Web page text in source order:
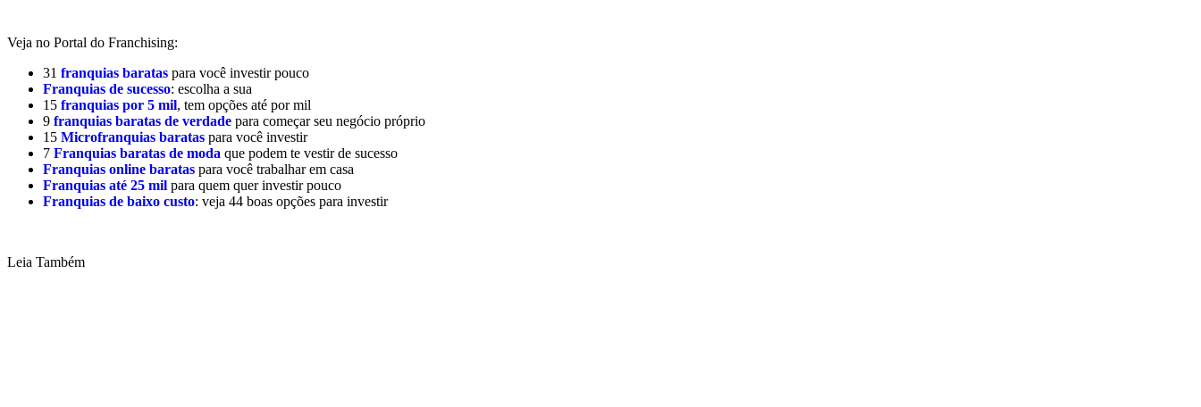
Veja no Portal do Franchising:
31 franquias baratas para você investir pouco
Franquias de sucesso: escolha a sua
15 franquias por 5 mil, tem opções até por mil
9 franquias baratas de verdade para começar seu negócio próprio
15 Microfranquias baratas para você investir
7 Franquias baratas de moda que podem te vestir de sucesso
Franquias online baratas para você trabalhar em casa
Franquias até 25 mil para quem quer investir pouco
Franquias de baixo custo: veja 44 boas opções para investir
Leia Também